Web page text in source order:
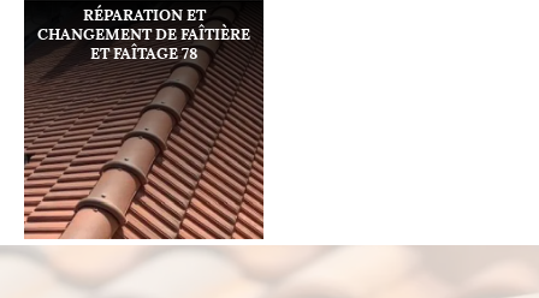
RÉPARATION ET
CHANGEMENT DE FAÎTIÈRE
ET FAÎTAGE 78